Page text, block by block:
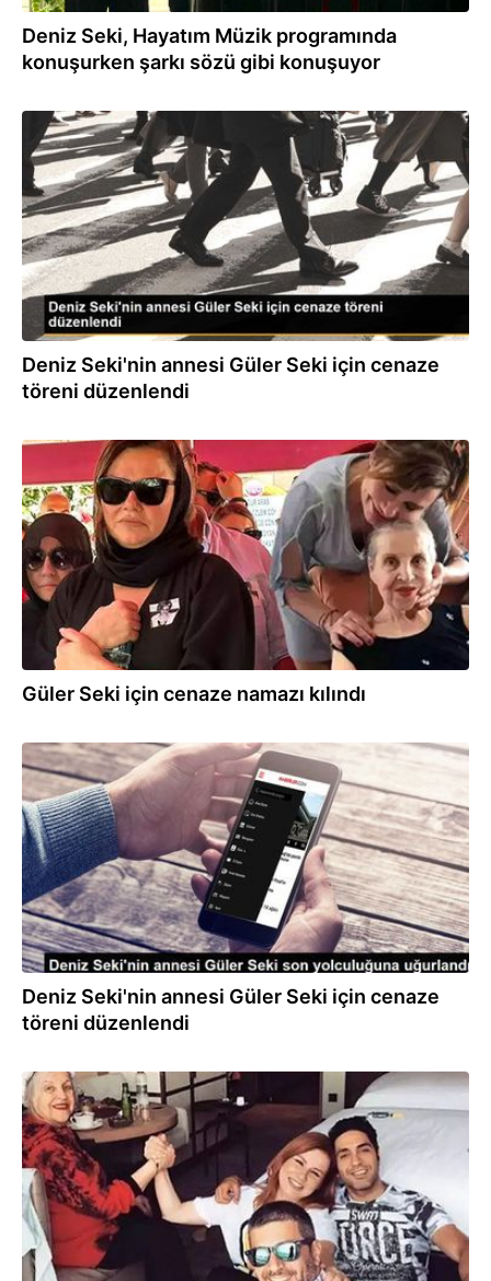
Deniz Seki, Hayatım Müzik programında
konuşurken şarkı sözü gibi konuşuyor
25.09.2023
Deniz Seki'nin annesi Güler Seki için cenaze
töreni düzenlendi
25.09.2023
Güler Seki için cenaze namazı kılındı
24.09.2023
Deniz Seki'nin annesi Güler Seki için cenaze
töreni düzenlendi
23.09.2023